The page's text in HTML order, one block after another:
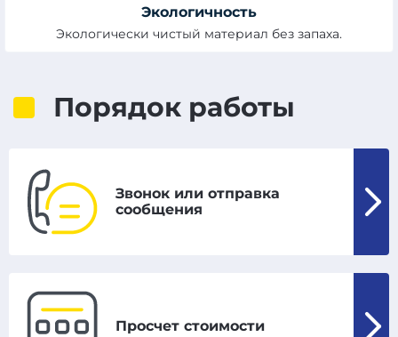
Экологичность
Экологически чистый материал без запаха.
Порядок работы
Звонок или отправка
сообщения
Просчет стоимости